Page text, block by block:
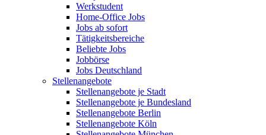
Werkstudent
Home-Office Jobs
Jobs ab sofort
Tätigkeitsbereiche
Beliebte Jobs
Jobbörse
Jobs Deutschland
Stellenangebote
Stellenangebote je Stadt
Stellenangebote je Bundesland
Stellenangebote Berlin
Stellenangebote Köln